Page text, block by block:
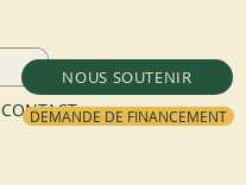
NOUS SOUTENIR
DEMANDE DE FINANCEMENT
CONTACT